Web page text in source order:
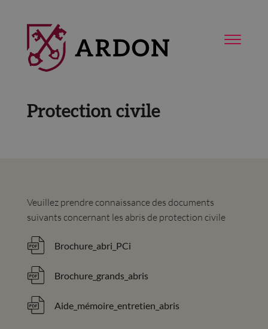
Protection civile
Veuillez prendre connaissance des documents
suivants concernant les abris de protection civile
Brochure_abri_PCi
Brochure_grands_abris
Aide_mémoire_entretien_abris